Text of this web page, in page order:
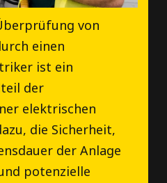
von
einen
ist ein
der
elektrischen
die Sicherheit,
der Anlage
potenzielle